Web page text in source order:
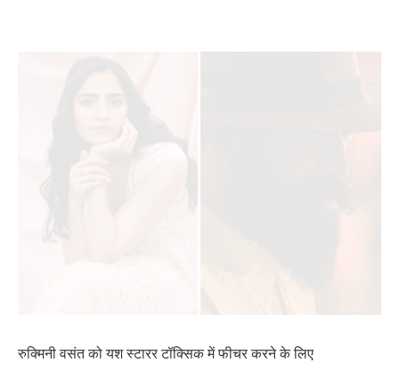
रुक्मिनी वसंत को यश स्टारर टॉक्सिक में फीचर करने के लिए